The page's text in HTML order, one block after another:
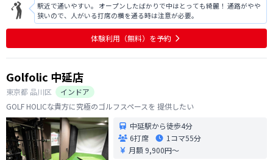
駅近で通いやすい。 オープンしたばかりで中はとっても綺麗！ 通路がやや
狭いので、人がいる打席の横を通る時は注意が必要。
体験利用（無料）を予約
Golfolic 中延店
東京都 品川区
インドア
GOLF HOLICな貴方に究極のゴルフスペースを 提供したい
中延駅から徒歩4分
6打席
1コマ55分
月額 9,900円〜